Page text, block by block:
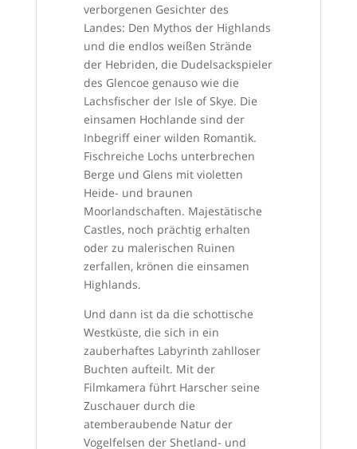
verborgenen Gesichter des
Landes: Den Mythos der Highlands
und die endlos weißen Strände
der Hebriden, die Dudelsackspieler
des Glencoe genauso wie die
Lachsfischer der Isle of Skye. Die
einsamen Hochlande sind der
Inbegriff einer wilden Romantik.
Fischreiche Lochs unterbrechen
Berge und Glens mit violetten
Heide- und braunen
Moorlandschaften. Majestätische
Castles, noch prächtig erhalten
oder zu malerischen Ruinen
zerfallen, krönen die einsamen
Highlands.
Und dann ist da die schottische
Westküste, die sich in ein
zauberhaftes Labyrinth zahlloser
Buchten aufteilt. Mit der
Filmkamera führt Harscher seine
Zuschauer durch die
atemberaubende Natur der
Vogelfelsen der Shetland- und